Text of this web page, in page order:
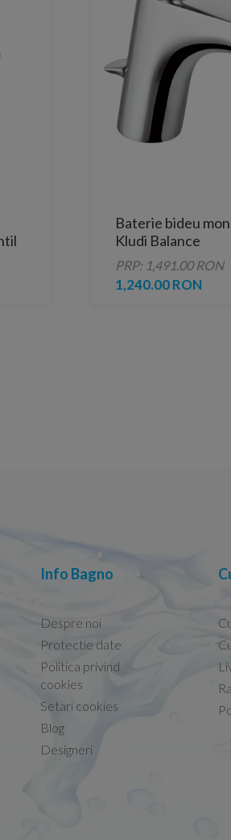
Baterie bideu
Kludi Balance
PRP: 1,491.00 RON
1,240.00 RON
descrierii!
13.02.2026
Info Bagno
Despre noi
Protectie date
Politica privind
cookies
Setari cookies
Blog
Designeri